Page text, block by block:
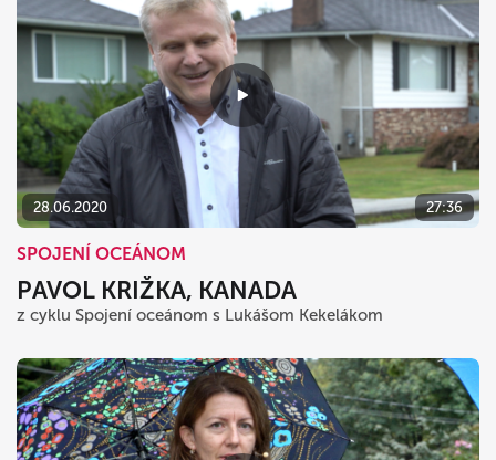
28.06.2020 27:36
SPOJENÍ OCEÁNOM
PAVOL KRIŽKA, KANADA
z cyklu Spojení oceánom s Lukášom Kekelákom